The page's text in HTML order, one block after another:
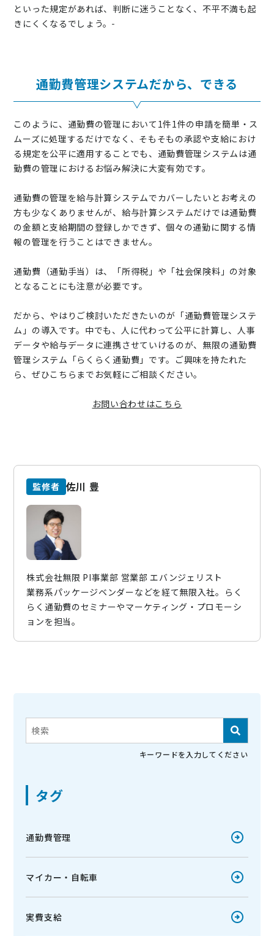
といった規定があれば、判断に迷うことなく、不平不満も起
きにくくなるでしょう。
通勤費管理システムだから、できる
このように、通勤費の管理において1件1件の申請を簡単・ス
ムーズに処理するだけでなく、そもそもの承認や支給におけ
る規定を公平に適用することでも、通勤費管理システムは通
勤費の管理におけるお悩み解決に大変有効です。
通勤費の管理を給与計算システムでカバーしたいとお考えの
方も少なくありませんが、給与計算システムだけでは通勤費
の金額と支給期間の登録しかできず、個々の通勤に関する情
報の管理を行うことはできません。
通勤費（通勤手当）は、「所得税」や「社会保険料」の対象
となることにも注意が必要です。
だから、やはりご検討いただきたいのが「通勤費管理システ
ム」の導入です。中でも、人に代わって公平に計算し、人事
データや給与データに連携させていけるのが、無限の通勤費
管理システム「らくらく通勤費」です。ご興味を持たれた
ら、ぜひこちらまでお気軽にご相談ください。
お問い合わせはこちら
監修者 佐川 豊
株式会社無限 PI事業部 営業部 エバンジェリスト
業務系パッケージベンダーなどを経て無限入社。らく
らく通勤費のセミナーやマーケティング・プロモーシ
ョンを担当。
これは、自動候補機能付きの検索フィールドです。
検索フィールドが空なので、候補はありません。
キーワードを入力してください
タグ
通勤費管理
マイカー・自転車
実費支給